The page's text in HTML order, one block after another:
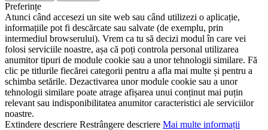
Preferințe
Atunci când accesezi un site web sau când utilizezi o aplicație,
informațiile pot fi descărcate sau salvate (de exemplu, prin
intermediul browserului). Vrem ca tu să decizi modul în care vei
folosi serviciile noastre, așa că poți controla personal utilizarea
anumitor tipuri de module cookie sau a unor tehnologii similare. Fă
clic pe titlurile fiecărei categorii pentru a afla mai multe și pentru a
schimba setările. Dezactivarea unor module cookie sau a unor
tehnologii similare poate atrage afișarea unui conținut mai puțin
relevant sau indisponibilitatea anumitor caracteristici ale serviciilor
noastre.
Extindere descriere Restrângere descriere Mai multe informații